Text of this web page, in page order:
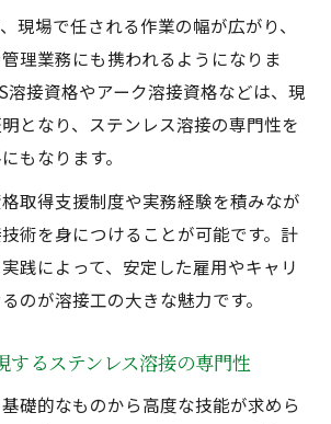
格一覧を活用した就職活動のポイ
接資格取得で広がるステンレス現
性
本と溶接技能者のキャリア形成
ス溶接の資格取得手順と実技対策
者としてキャリアアップを目指す
資格の難易度とステンレス溶接対
者に求められる基本的な資格知識
接資格とJIS溶接資格の選び方
現場で任される作業の幅が広がり、
理業務にも携われるようになりま
溶接資格やアーク溶接資格などは、現
となり、ステンレス溶接の専門性を
もなります。
取得支援制度や実務経験を積みなが
術を身につけることが可能です。計
践によって、安定した雇用やキャリ
のが溶接工の大きな魅力です。
するステンレス溶接の専門性
礎的なものから高度な技能が求めら